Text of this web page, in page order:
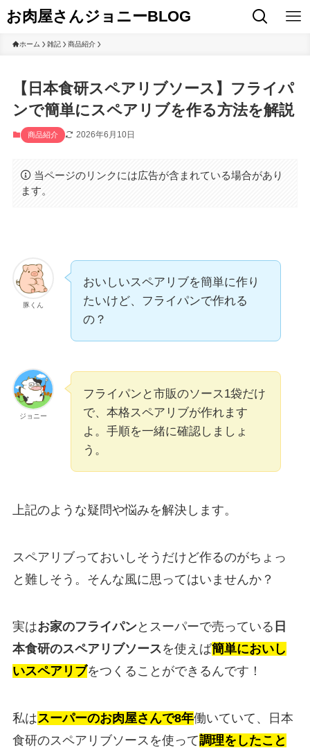
お肉屋さんジョニーBLOG
ホーム 雑記 商品紹介
【日本食研スペアリブソース】フライパ
ンで簡単にスペアリブを作る方法を解説
商品紹介 2026年6月10日
当ページのリンクには広告が含まれている場合があり
ます。
豚くん
おいしいスペアリブを簡単に作り
たいけど、フライパンで作れる
の？
ジョニー
フライパンと市販のソース1袋だけ
で、本格スペアリブが作れます
よ。手順を一緒に確認しましょ
う。
上記のような疑問や悩みを解決します。
スペアリブっておいしそうだけど作るのがちょっ
と難しそう。そんな風に思ってはいませんか？
実はお家のフライパンとスーパーで売っている 日
本食研のスペアリブソースを使えば簡単においし
いスペアリブをつくることができるんです！
私はスーパーのお肉屋さんで8年働いていて、日本
食研のスペアリブソースを使って調理をしたこと